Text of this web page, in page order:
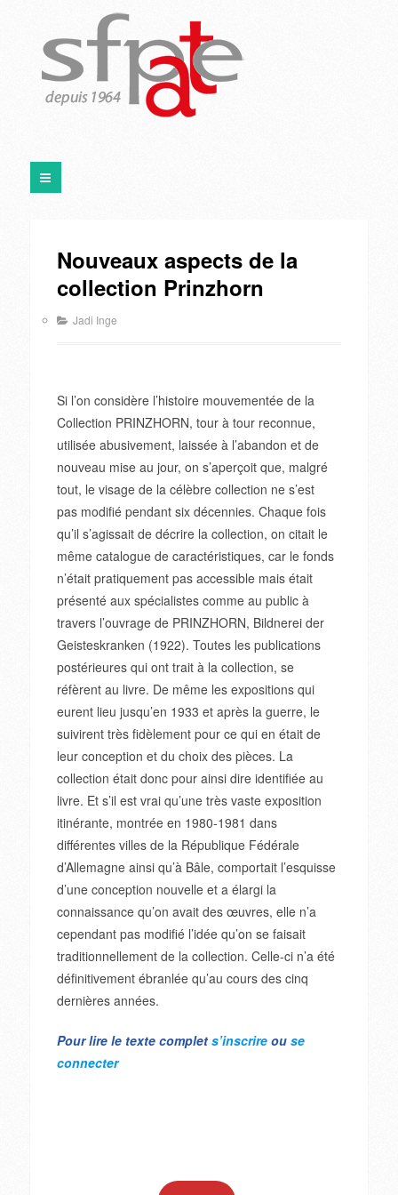
Nouveaux aspects de la
collection Prinzhorn
Jadi Inge
Si l’on considère l’histoire mouvementée de la
Collection PRINZHORN, tour à tour reconnue,
utilisée abusivement, laissée à l’abandon et de
nouveau mise au jour, on s’aperçoit que, malgré
tout, le visage de la célèbre collection ne s’est
pas modifié pendant six décennies. Chaque fois
qu’il s’agissait de décrire la collection, on citait le
même catalogue de caractéristiques, car le fonds
n’était pratiquement pas accessible mais était
présenté aux spécialistes comme au public à
travers l’ouvrage de PRINZHORN, Bildnerei der
Geisteskranken (1922). Toutes les publications
postérieures qui ont trait à la collection, se
réfèrent au livre. De même les expositions qui
eurent lieu jusqu’en 1933 et après la guerre, le
suivirent très fidèlement pour ce qui en était de
leur conception et du choix des pièces. La
collection était donc pour ainsi dire identifiée au
livre. Et s’il est vrai qu’une très vaste exposition
itinérante, montrée en 1980-1981 dans
différentes villes de la République Fédérale
d’Allemagne ainsi qu’à Bâle, comportait l’esquisse
d’une conception nouvelle et a élargi la
connaissance qu’on avait des œuvres, elle n’a
cependant pas modifié l’idée qu’on se faisait
traditionnellement de la collection. Celle-ci n’a été
définitivement ébranlée qu’au cours des cinq
dernières années.
Pour lire le texte complet s’inscrireou se
connecter